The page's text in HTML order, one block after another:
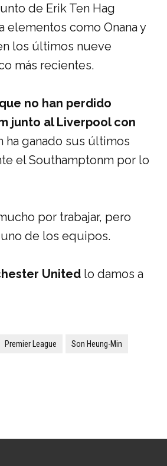
de Erik Ten Hag
elementos como Onana y
los últimos nueve
más recientes.
no han perdido
junto al Liverpool con
ha ganado sus últimos
el Southamptonm por lo
por trabajar, pero
de los equipos.
United lo damos a
Premier League Son Heung-Min